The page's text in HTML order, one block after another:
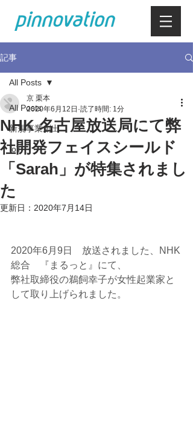
記事
All Posts
新規事業創出
IoT
All Posts
NHK 名古屋放送局にて弊
社開発フェイスシールド
「Sarah」が特集されまし
た
京 栗本
2020年6月12日 読了時間: 1分
更新日： 2020年7月14日
2020年6月9日　放送されました、NHK
総合　『まるっと』にて、
弊社取締役の鵜飼幸子が女性起業家と
して取り上げられました。